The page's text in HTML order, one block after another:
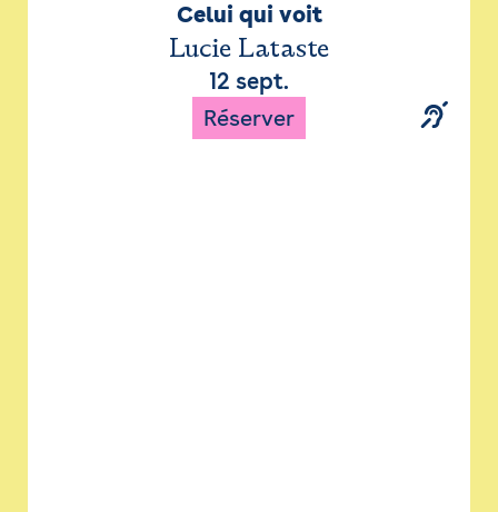
Celui qui voit
Lucie Lataste
12 sept.
Réserver